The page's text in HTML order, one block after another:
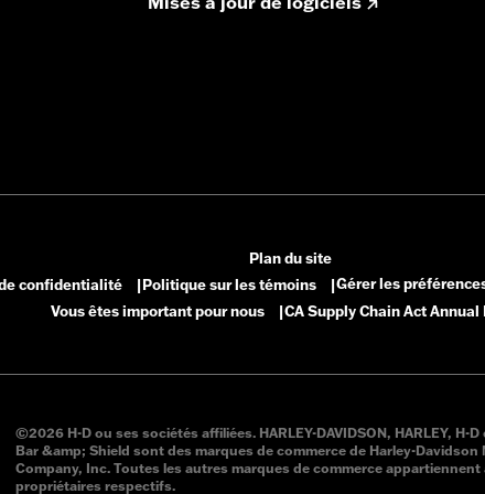
Plan du site
confidentialité Politique sur les témoins Gérer les
Vous êtes important pour nous
CA Supply Chain Act Annual
©2026 H-D ou ses sociétés affiliées. HARLEY-DAVIDSON, HARLEY, H-D
Bar &amp; Shield sont des marques de commerce de Harley-Davidson
Company, Inc. Toutes les autres marques de commerce appartiennent
propriétaires respectifs.